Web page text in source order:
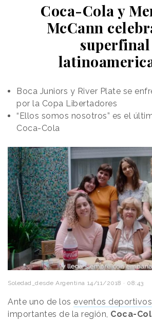
Coca-Cola y
McCann
superfinal
Boca Juniors y River Plate se
por la Copa Libertadores
“Ellos somos nosotros” es el
Coca-Cola
Soledad_desde Argentina 14/11/2018 · 08:43
Ante uno de los eventos deportivos
importantes de la región, Coca-